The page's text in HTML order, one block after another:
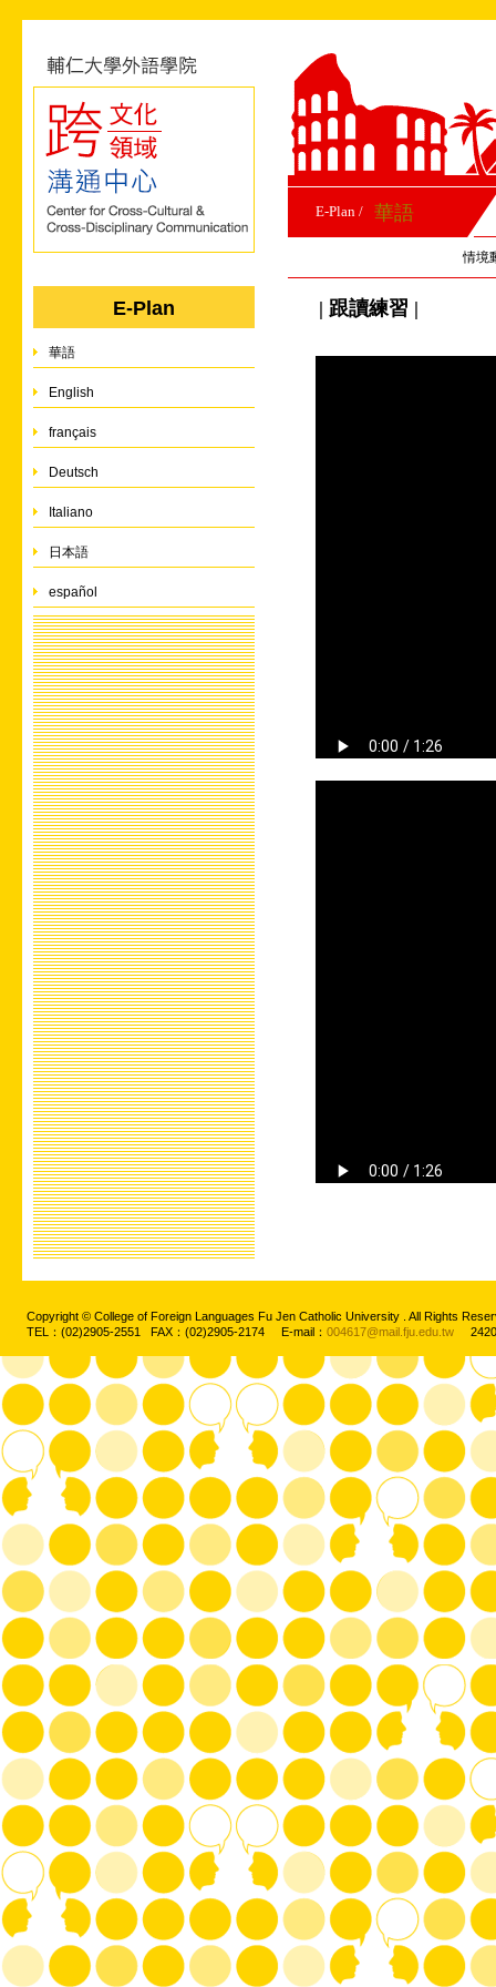
E-Plan
華語
English
français
Deutsch
Italiano
日本語
español
E-Plan / 華語
情境
| 跟讀練習 |
Copyright © College of Foreign Languages Fu Jen Catholic University . All Rights
TEL：(02)2905-2551 FAX：(02)2905-2174 E-mail： 004617@mail.fju.edu.tw